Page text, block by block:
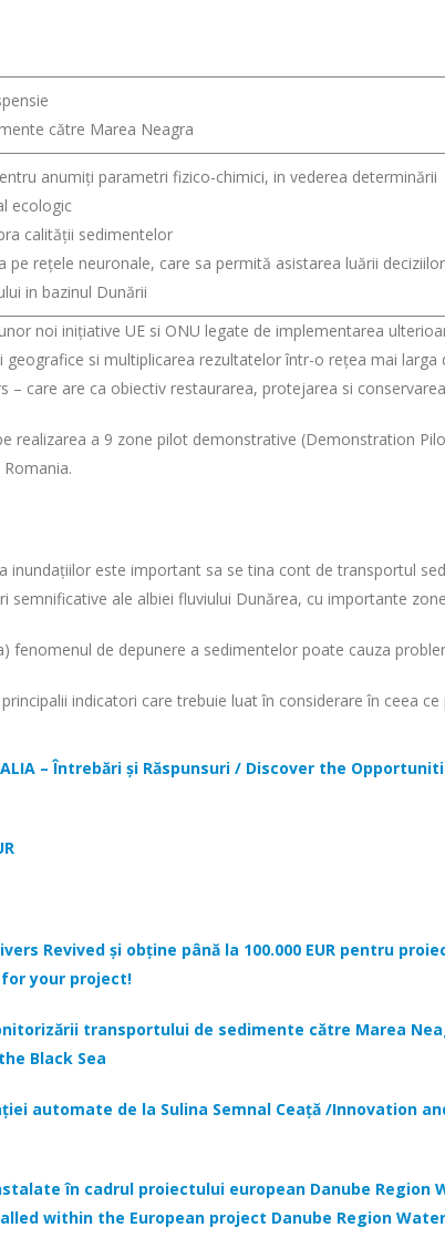
către Marea Neagra
anumiți parametri fizico-chimici, in vederea determinării
ecologic
calității sedimentelor
rețele neuronale, care sa permită asistarea luării deciziilor
in bazinul Dunării
noi inițiative UE si ONU legate de implementarea
si multiplicarea rezultatelor într-o rețea mai larga
– care are ca obiectiv restaurarea, protejarea si
realizarea a 9 zone pilot demonstrative (Demonstration
inundațiilor este important sa se tina cont de transportul
ale albiei fluviului Dunărea, cu importante
fenomenul de depunere a sedimentelor poate cauza
indicatori care trebuie luat în considerare în ceea
– Întrebări și Răspunsuri / Discover the
Revived și obține până la 100.000 EUR pentru
for your project!
transportului de sedimente către Marea
Black Sea
automate de la Sulina Semnal Ceață /Innovation
în cadrul proiectului european Danube Region
within the European project Danube Region